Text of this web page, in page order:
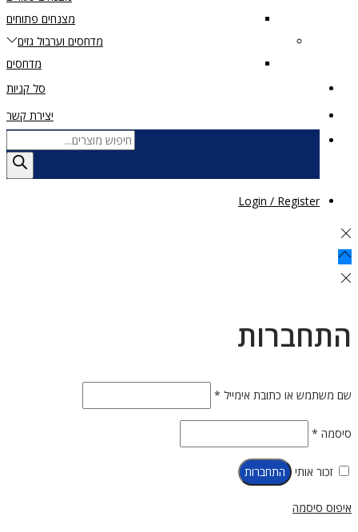
מצנחים פתוחים
מדחסים וערבול גזים
מדחסים
סל קניות
יצירת קשר
Products
Login / Register
התחברות
שם משתמש או כתובת אימייל *חובה
סיסמה *חובה
זכור אותי התחברות
איפוס סיסמה